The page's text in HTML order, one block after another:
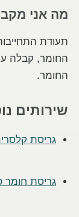
מה אני
תעודת
החומר, קבלה
החומר.
שירותים
גריסת
גריסת חומר